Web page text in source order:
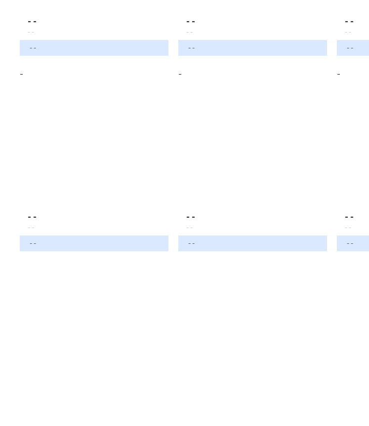
- -
- -
- -
- -
- -
- -
- -
- -
- -
-
- -
- -
- -
-
- -
- -
- -
-
- -
- -
- -